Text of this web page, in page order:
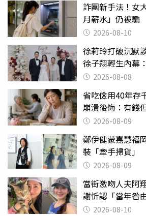
詐團新手法！女
月薪水」仍被
2026-08-10
徐莉玲打破沉默
徐子翔輕生內幕
2026-08-08
省吃儉用40年存
崩潰後悔：有錢
2026-08-09
鄭伊健蒙嘉慧福
裝「牽手掃貨
2026-08-09
當街激吻人夫阿
謝忻認「當年咎
2026-08-10